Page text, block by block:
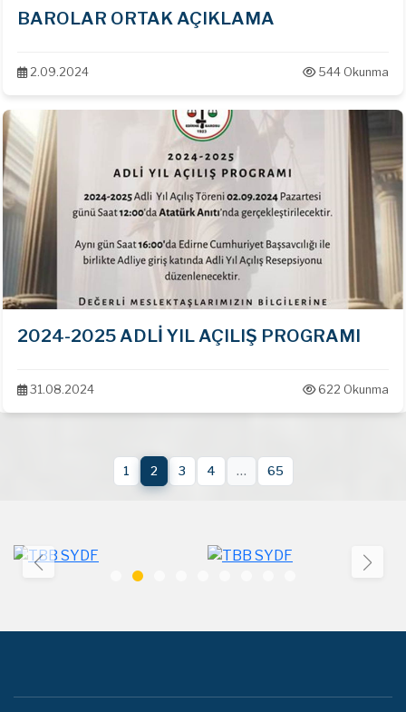
BAROLAR ORTAK AÇIKLAMA
2.09.2024 544 Okunma
2024-2025 ADLİ YIL AÇILIŞ PROGRAMI
31.08.2024 622 Okunma
1 2 3 4 … 65